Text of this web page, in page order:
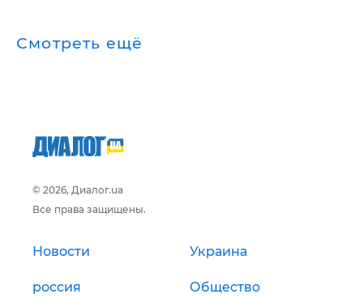
Смотреть ещё
© 2026, Диалог.ua
Все права защищены.
Новости Украина
россия Общество